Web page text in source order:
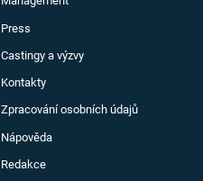
Press
Castingy a výzvy
Kontakty
Zpracování osobních údajů
Nápověda
Redakce